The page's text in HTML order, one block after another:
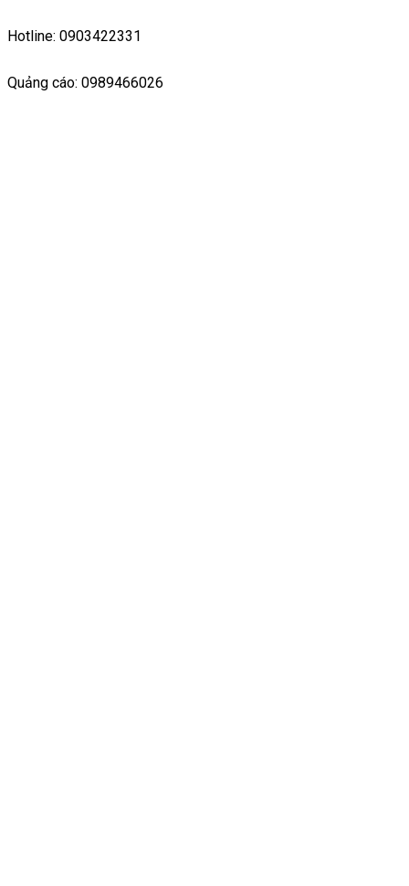
Hotline: 0903422331
Quảng cáo: 0989466026